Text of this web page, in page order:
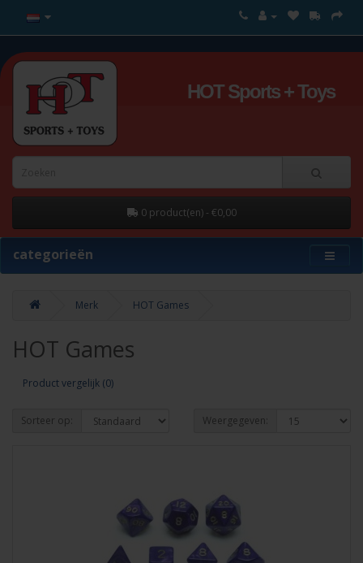
HOT Sports + Toys
0 product(en) - €0,00
categorieën
Merk HOT Games
HOT Games
Product vergelijk (0)
Sorteer op: Weergegeven: